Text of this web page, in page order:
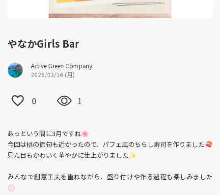
やなかGirls Bar
Active Green Company
2026/03/16 (月)
0 1
あっという間に3月ですね🌸
今回は桃の節句も近かったので、パフェ風のちらし寿司を作りました🍣
見た目もかわいく華やかに仕上がりました✨
みんなで創意工夫を重ねながら、盛り付けや作る過程も楽しみました
💮